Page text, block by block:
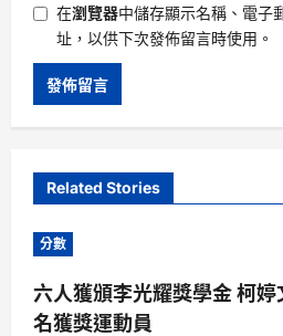
在瀏覽器中儲存顯示名稱、電子
址，以供下次發佈留言時使用。
Related Stories
分數
六人獲頒李光耀獎學金 柯
名獲獎運動員